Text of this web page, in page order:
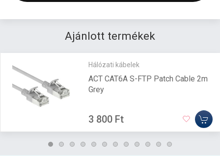
Ajánlott termékek
Hálózati kábelek
ACT CAT6A S-FTP Patch Cable 2m
Grey
3 800 Ft